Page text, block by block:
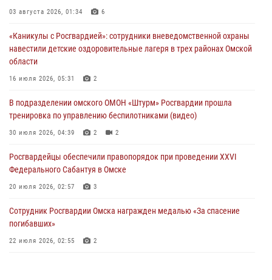
Росгвардия обеспечила безопасность уникального передвижного
29 июля 2026, 01:49
Росгвардейцы приняли участие в крестном ходе в День крещения
Руси в Омске
При содействии спецназа Росгвардии пресечены нарушения
миграционного законодательства в Омске (видео)
03 августа 2026, 01:34 6
«Каникулы с Росгвардией»: сотрудники вневедомственной охраны
навестили детские оздоровительные лагеря в трех районах Омской
области
16 июля 2026, 05:31 2
В подразделении омского ОМОН «Штурм» Росгвардии прошла
тренировка по управлению беспилотниками (видео)
30 июля 2026, 04:39 2 2
Росгвардейцы обеcпечили правопорядок при проведении XXVI
Федерального Сабантуя в Омске
20 июля 2026, 02:57 3
Сотрудник Росгвардии Омска награжден медалью «За спасение
погибавших»
22 июля 2026, 02:55 2